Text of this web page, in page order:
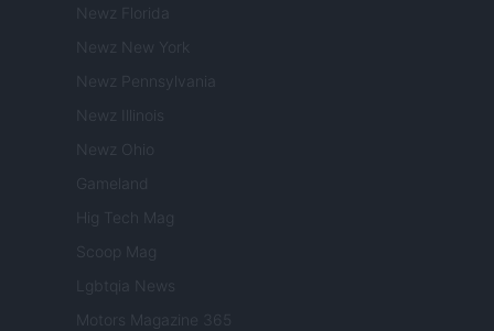
Newz Florida
Newz New York
Newz Pennsylvania
Newz Illinois
Newz Ohio
Gameland
Hig Tech Mag
Scoop Mag
Lgbtqia News
Motors Magazine 365